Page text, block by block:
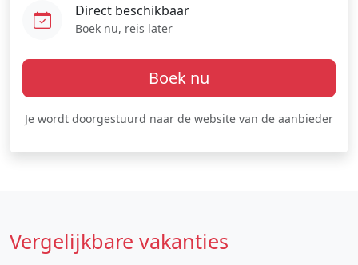
Direct beschikbaar
Boek nu, reis later
Boek nu
Je wordt doorgestuurd naar de website van de aanbieder
Vergelijkbare vakanties